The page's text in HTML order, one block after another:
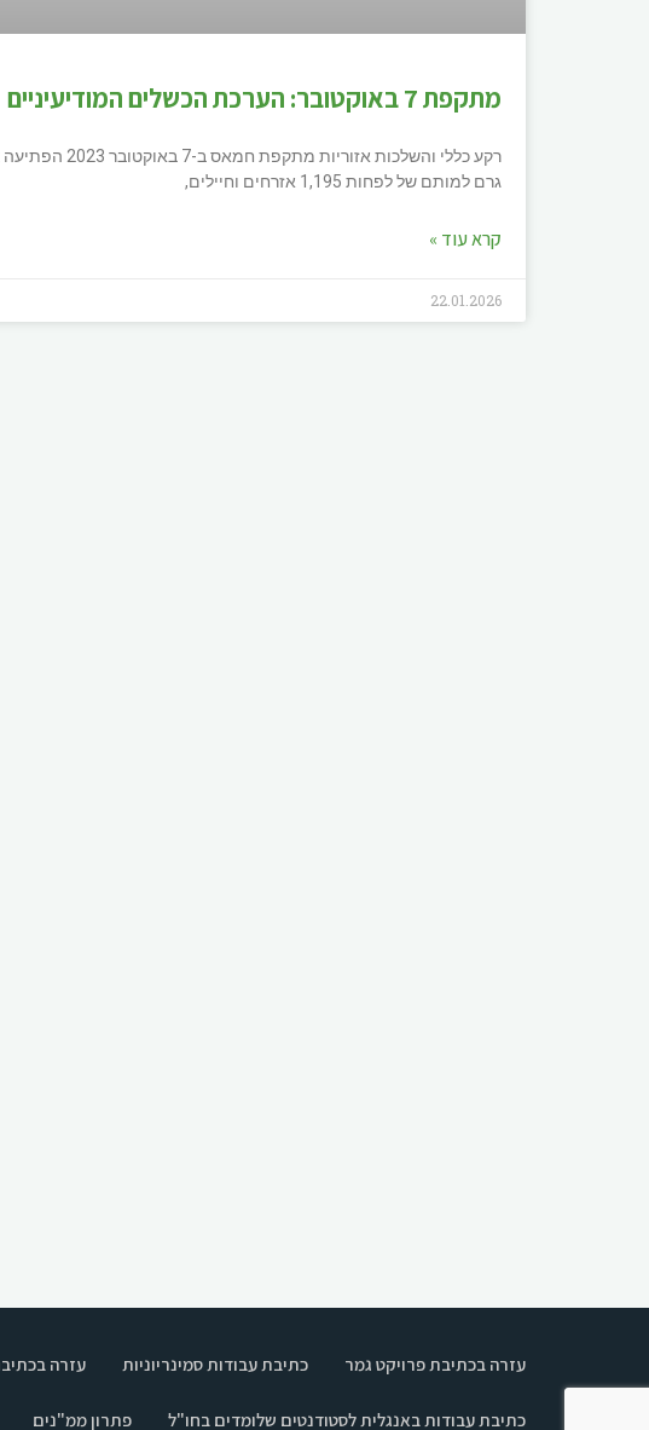
מתקפת 7 באוקטובר: הערכת הכשלים המודיעיניים
רקע כללי
גרם למותם של לפחות 1,195 אזרחים וחיילים,
קרא עוד »
22.01.2026
עזרה בכתיבת פרויקט גמר כתיבת עבודות סמינריוניות עזרה
כתיבת עבודות באנגלית לסטודנטים שלומדים בחו"ל פתרון ממ"נים